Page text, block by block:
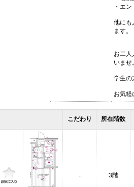
・エ
他にも
ます。
お二人
いませ。
学生の
お気軽
こだわり 所在階数
- 3階